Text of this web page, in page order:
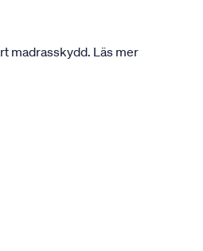
madrasskydd. Läs mer